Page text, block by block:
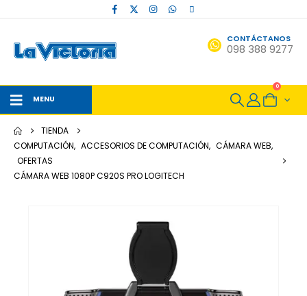
CONTÁCTANOS
098 388 9277
MENU
0
TIENDA
COMPUTACIÓN, ACCESORIOS DE COMPUTACIÓN, CÁMARA WEB,
OFERTAS
CÁMARA WEB 1080P C920S PRO LOGITECH